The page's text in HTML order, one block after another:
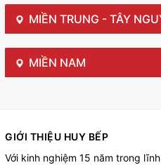
MIỀN TRUNG - TÂY
MIỀN NAM
GIỚI THIỆU HUY BẾP
Với kinh nghiệm 15 năm trong